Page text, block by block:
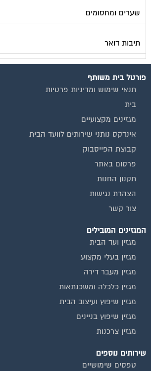
שערים ומחסומים
תיבות דואר
פורטל בית משותף
תנאי שימוש ומדיניות פרטיות
בית
מגזינים מקצועיים
אינדקס נותני שירותים לוועד הבית
קבוצת הפייסבוק
פרסום באתר
תקנון החנות
הצהרת נגישות
צור קשר
המגזינים המובילים
מגזין ועד הבית
מגזין בעלי מקצוע
מגזין מעבר דירה
מגזין כלכלה ומשכנתאות
מגזין שיפוץ ועיצוב הבית
מגזין שיפוץ בניינים
מגזין צרכנות
שירותים נוספים
טפסים שימושיים